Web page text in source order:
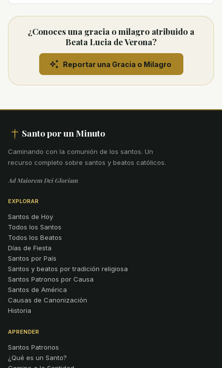
¿Conoces una gracia o milagro atribuido a
Beata Lucia de Verona?
Reportar una Gracia o Milagro
Santo por un Minuto
Caminando con la comunión de los santos. Un
recurso completo sobre santos y beatos católicos.
Ad Maiorem Dei Gloriam
EXPLORAR
Santos de Hoy
Todos los Santos
Todos los Beatos
Días de Fiesta
Santos por País
Santos y beatos por tradición religiosa
Santos Patronos por Causa
Santos de América
Causas de Canonización
Historia
APRENDER
Santos Patronos
¿Qué es un Santo?